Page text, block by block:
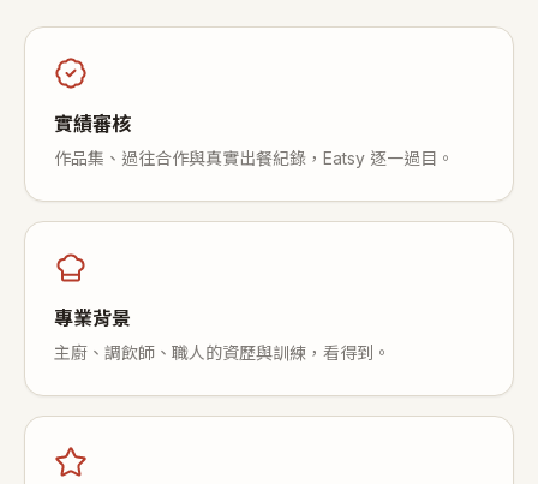
實績審核
作品集、過往合作與真實出餐紀錄，Eatsy 逐一過目。
專業背景
主廚、調飲師、職人的資歷與訓練，看得到。